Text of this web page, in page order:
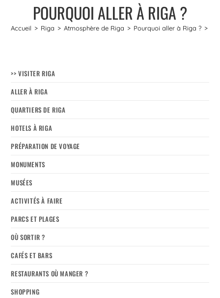
POURQUOI ALLER À RIGA ?
Accueil > Riga > Atmosphère de Riga > Pourquoi aller à Riga ? >
>> VISITER RIGA
ALLER À RIGA
QUARTIERS DE RIGA
HOTELS À RIGA
PRÉPARATION DE VOYAGE
MONUMENTS
MUSÉES
ACTIVITÉS À FAIRE
PARCS ET PLAGES
OÙ SORTIR ?
CAFÉS ET BARS
RESTAURANTS OÙ MANGER ?
SHOPPING